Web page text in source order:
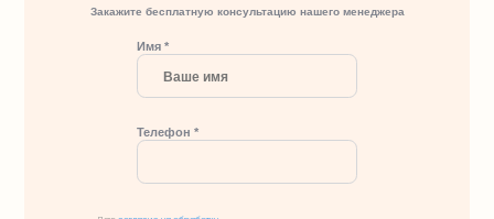
Закажите бесплатную консультацию нашего менеджера
Имя *
Телефон *